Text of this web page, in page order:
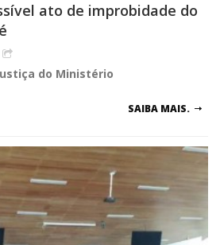
ato de improbidade do
do Ministério
SAIBA MAIS.